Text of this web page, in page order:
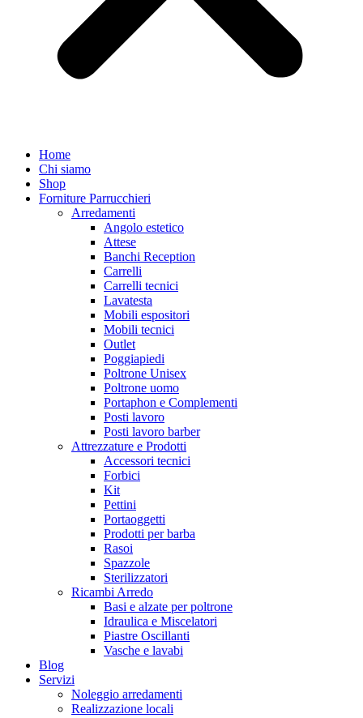
Home
Chi siamo
Shop
Forniture Parrucchieri
Arredamenti
Angolo estetico
Attese
Banchi Reception
Carrelli
Carrelli tecnici
Lavatesta
Mobili espositori
Mobili tecnici
Outlet
Poggiapiedi
Poltrone Unisex
Poltrone uomo
Portaphon e Complementi
Posti lavoro
Posti lavoro barber
Attrezzature e Prodotti
Accessori tecnici
Forbici
Kit
Pettini
Portaoggetti
Prodotti per barba
Rasoi
Spazzole
Sterilizzatori
Ricambi Arredo
Basi e alzate per poltrone
Idraulica e Miscelatori
Piastre Oscillanti
Vasche e lavabi
Blog
Servizi
Noleggio arredamenti
Realizzazione locali